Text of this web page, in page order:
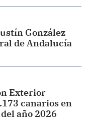
González
de Andalucía
Exterior
canarios en
año 2026